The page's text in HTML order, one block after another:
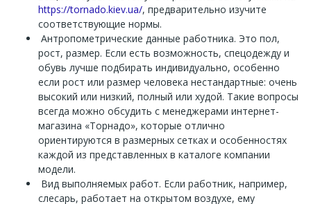
https://tornado.kiev.ua/, предварительно изучите
соответствующие нормы.
Антропометрические данные работника. Это пол,
рост, размер. Если есть возможность, спецодежду и
обувь лучше подбирать индивидуально, особенно
если рост или размер человека нестандартные: очень
высокий или низкий, полный или худой. Такие вопросы
всегда можно обсудить с менеджерами интернет-
магазина «Торнадо», которые отлично
ориентируются в размерных сетках и особенностях
каждой из представленных в каталоге компании
модели.
Вид выполняемых работ. Если работник, например,
слесарь, работает на открытом воздухе, ему